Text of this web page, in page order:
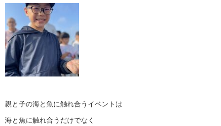
親と子の海と魚に触れ合うイベントは
海と魚に触れ合うだけでなく